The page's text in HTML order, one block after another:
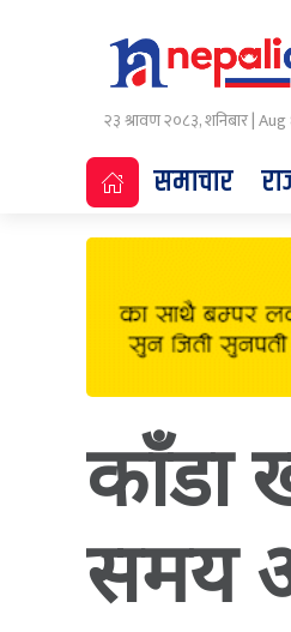
२३ श्रावण २०८३, शनिबार |
समाचार
काँडा
समय